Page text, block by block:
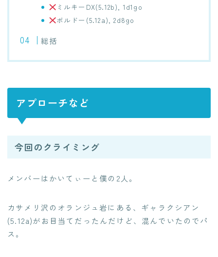
ミルキーDX(5.12b), 1d1go
ボルドー(5.12a), 2d8go
総括
アプローチなど
今回のクライミング
メンバーはかいてぃーと僕の2人。
カサメリ沢のオランジュ岩にある、ギャラクシアン
(5.12a)がお目当てだったんだけど、混んでいたのでパ
ス。